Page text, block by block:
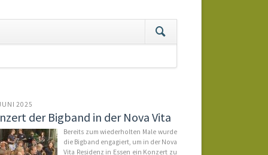
2025
der Bigband in der Nova Vita
Be­reits zum wie­der­hol­ten Ma­le wur­de
die Big­band en­ga­giert, um in der No­va
Vi­ta Re­si­denz in Es­sen ein Kon­zert zu